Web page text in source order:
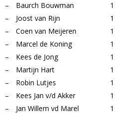
–
Baurch Bouwman 1
–
Joost van Rijn 1
–
Coen van Meijeren 1
–
Marcel de Koning 1
–
Kees de Jong 1
–
Martijn Hart 1
–
Robin Lutjes 1
–
Kees Jan v/d Akker 1
–
Jan Willem vd Marel 1